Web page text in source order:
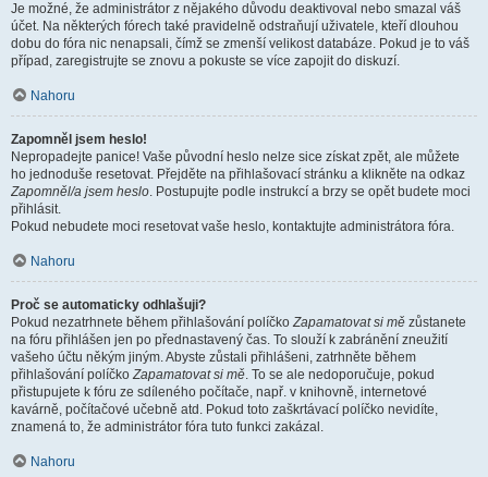
Je možné, že administrátor z nějakého důvodu deaktivoval nebo smazal váš
účet. Na některých fórech také pravidelně odstraňují uživatele, kteří dlouhou
dobu do fóra nic nenapsali, čímž se zmenší velikost databáze. Pokud je to váš
případ, zaregistrujte se znovu a pokuste se více zapojit do diskuzí.
Nahoru
Zapomněl jsem heslo!
Nepropadejte panice! Vaše původní heslo nelze sice získat zpět, ale můžete
ho jednoduše resetovat. Přejděte na přihlašovací stránku a klikněte na odkaz
Zapomněl/a jsem heslo. Postupujte podle instrukcí a brzy se opět budete moci
přihlásit.
Pokud nebudete moci resetovat vaše heslo, kontaktujte administrátora fóra.
Nahoru
Proč se automaticky odhlašuji?
Pokud nezatrhnete během přihlašování políčkoZapamatovat si mě zůstanete
na fóru přihlášen jen po přednastavený čas. To slouží k zabránění zneužití
vašeho účtu někým jiným. Abyste zůstali přihlášeni, zatrhněte během
přihlašování políčkoZapamatovat si mě. To se ale nedoporučuje, pokud
přistupujete k fóru ze sdíleného počítače, např. v knihovně, internetové
kavárně, počítačové učebně atd. Pokud toto zaškrtávací políčko nevidíte,
znamená to, že administrátor fóra tuto funkci zakázal.
Nahoru